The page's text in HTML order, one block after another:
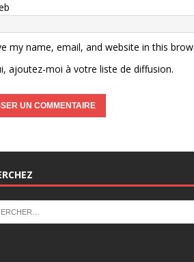
my name, email, and website in this
ajoutez-moi à votre liste de diffusion.